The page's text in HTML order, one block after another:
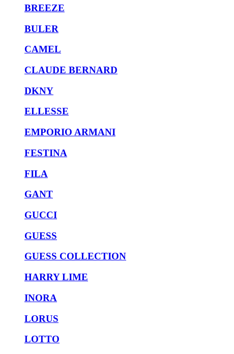
BREEZE
BULER
CAMEL
CLAUDE BERNARD
DKNY
ELLESSE
EMPORIO ARMANI
FESTINA
FILA
GANT
GUCCI
GUESS
GUESS COLLECTION
HARRY LIME
INORA
LORUS
LOTTO